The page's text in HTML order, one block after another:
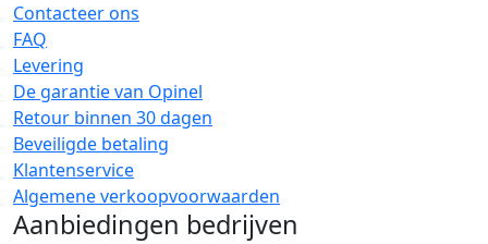
Contacteer ons
FAQ
Levering
De garantie van Opinel
Retour binnen 30 dagen
Beveiligde betaling
Klantenservice
Algemene verkoopvoorwaarden
Aanbiedingen bedrijven